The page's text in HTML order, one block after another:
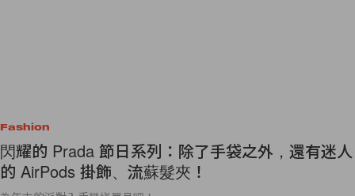
Fashion
閃耀的 Prada 節日系列：除了手袋之外，還有迷人
的 AirPods 掛飾、流蘇髮夾！